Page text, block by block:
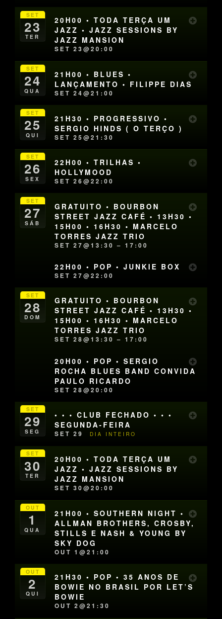
SET
23
TER
20H00 • TODA TERÇA UM
JAZZ • JAZZ SESSIONS BY
JAZZ MANSION
SET 23@20:00
SET
24
QUA
21H00 • BLUES •
LANÇAMENTO • FILIPPE DIAS
SET 24@21:00
SET
25
QUI
21H30 • PROGRESSIVO •
SERGIO HINDS ( O TERÇO )
SET 25@21:30
SET
26
SEX
22H00 • TRILHAS •
HOLLYMOOD
SET 26@22:00
SET
27
SÁB
GRATUITO • BOURBON
STREET JAZZ CAFÉ • 13H30 •
15H00 • 16H30 • MARCELO
TORRES JAZZ TRIO
SET 27@13:30 – 17:00
22H00 • POP • JUNKIE BOX
SET 27@22:00
SET
28
DOM
GRATUITO • BOURBON
STREET JAZZ CAFÉ • 13H30 •
15H00 • 16H30 • MARCELO
TORRES JAZZ TRIO
SET 28@13:30 – 17:00
20H00 • POP • SERGIO
ROCHA BLUES BAND CONVIDA
PAULO RICARDO
SET 28@20:00
SET
29
SEG
• • • CLUB FECHADO • • •
SEGUNDA-FEIRA
SET 29 DIA INTEIRO
SET
30
TER
20H00 • TODA TERÇA UM
JAZZ • JAZZ SESSIONS BY
JAZZ MANSION
SET 30@20:00
OUT
1
QUA
21H00 • SOUTHERN NIGHT •
ALLMAN BROTHERS, CROSBY,
STILLS E NASH & YOUNG BY
SKY DOG
OUT 1@21:00
OUT
2
QUI
21H30 • POP • 35 ANOS DE
BOWIE NO BRASIL POR LET’S
BOWIE
OUT 2@21:30